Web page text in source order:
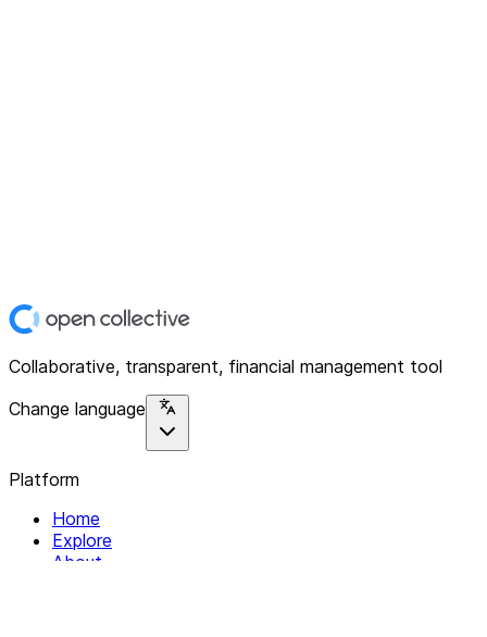
Collaborative, transparent, financial management tool
Change language
Platform
Home
Explore
About